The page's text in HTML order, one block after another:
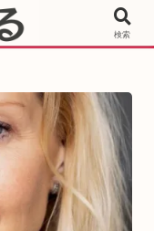
スクリプション 検索